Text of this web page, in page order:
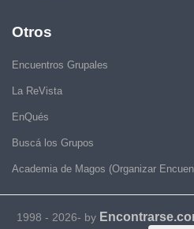
Otros
Encuentros Grupales
La ReVista
EnQués
Buscá los Grupos
Academia de Magos (Organizar
1998 - 2026- by